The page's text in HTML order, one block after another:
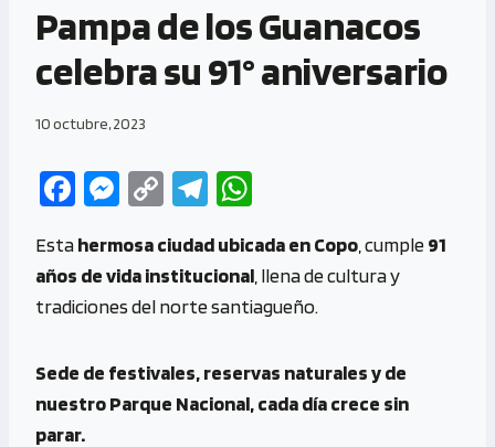
Pampa de los Guanacos
celebra su 91° aniversario
10 octubre, 2023
Fa
b
o
k
M
se
n
er
C
py
Li
k
Te
gr
a
at
s
A
p
p
Estahermosa ciudad ubicada en Copo , cumple91
años de vida institucional , llena de cultura y
tradiciones del norte santiagueño.
Sede de festivales, reservas naturales y de
nuestro Parque Nacional, cada día crece sin
parar.